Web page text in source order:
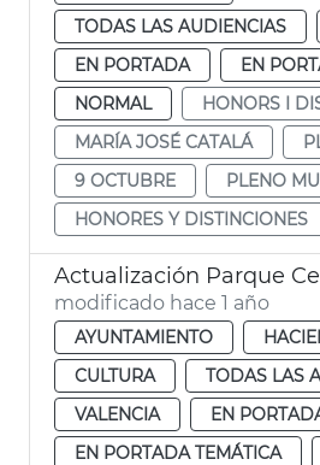
TODAS LAS AUDIENCIAS
EN PORTADA
EN
NORMAL
HONORS I
MARÍA JOSÉ CATALÁ
9 OCTUBRE
PLENO
HONORES Y DISTINCIONES
Actualización Parque
modificado hace 1 año
AYUNTAMIENTO
CULTURA
TODAS LAS
VALENCIA
EN
EN PORTADA TEMÁTICA